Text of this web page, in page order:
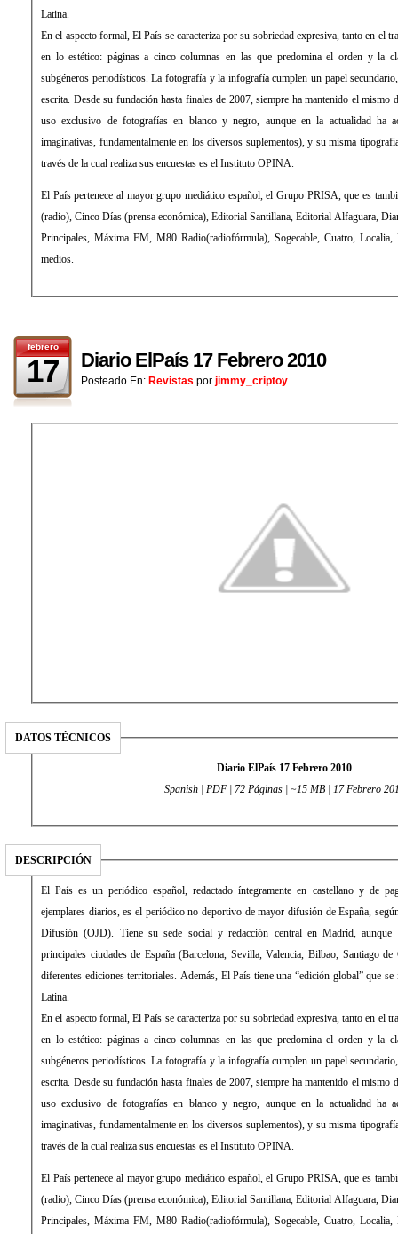
Latina.
En el aspecto formal, El País se caracteriza por su sobriedad expresiva, tanto en el
en lo estético: páginas a cinco columnas en las que predomina el orden y la
subgéneros periodísticos. La fotografía y la infografía cumplen un papel
escrita. Desde su fundación hasta finales de 2007, siempre ha mantenido el mismo
uso exclusivo de fotografías en blanco y negro, aunque en la actualidad ha
imaginativas, fundamentalmente en los diversos suplementos), y su misma
través de la cual realiza sus encuestas es el Instituto OPINA.
El País pertenece al mayor grupo mediático español, el Grupo PRISA, que es
(radio), Cinco Días (prensa económica), Editorial Santillana, Editorial Alfaguara,
Principales, Máxima FM, M80 Radio(radiofórmula), Sogecable, Cuatro,
medios.
febrero
17 Diario ElPaís 17 Febrero 2010
Posteado En: Revistas por jimmy_criptoy
DATOS TÉCNICOS
Diario ElPaís 17 Febrero 2010
Spanish | PDF | 72 Páginas | ~15 MB | 17 Febrero
DESCRIPCIÓN
El País es un periódico español, redactado íntegramente en castellano y de
ejemplares diarios, es el periódico no deportivo de mayor difusión de España,
Difusión (OJD). Tiene su sede social y redacción central en Madrid, aunque
principales ciudades de España (Barcelona, Sevilla, Valencia, Bilbao, Santiago de
diferentes ediciones territoriales. Además, El País tiene una “edición global” que
Latina.
En el aspecto formal, El País se caracteriza por su sobriedad expresiva, tanto en el
en lo estético: páginas a cinco columnas en las que predomina el orden y la
subgéneros periodísticos. La fotografía y la infografía cumplen un papel
escrita. Desde su fundación hasta finales de 2007, siempre ha mantenido el mismo
uso exclusivo de fotografías en blanco y negro, aunque en la actualidad ha
imaginativas, fundamentalmente en los diversos suplementos), y su misma
través de la cual realiza sus encuestas es el Instituto OPINA.
El País pertenece al mayor grupo mediático español, el Grupo PRISA, que es
(radio), Cinco Días (prensa económica), Editorial Santillana, Editorial Alfaguara,
Principales, Máxima FM, M80 Radio(radiofórmula), Sogecable, Cuatro,